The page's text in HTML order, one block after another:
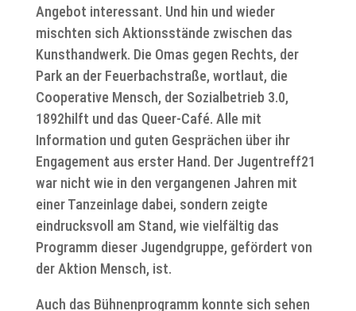
Angebot interessant. Und hin und wieder
mischten sich Aktionsstände zwischen das
Kunsthandwerk. Die Omas gegen Rechts, der
Park an der Feuerbachstraße, wortlaut, die
Cooperative Mensch, der Sozialbetrieb 3.0,
1892hilft und das Queer-Café. Alle mit
Information und guten Gesprächen über ihr
Engagement aus erster Hand. Der Jugentreff21
war nicht wie in den vergangenen Jahren mit
einer Tanzeinlage dabei, sondern zeigte
eindrucksvoll am Stand, wie vielfältig das
Programm dieser Jugendgruppe, gefördert von
der Aktion Mensch, ist.
Auch das Bühnenprogramm konnte sich sehen